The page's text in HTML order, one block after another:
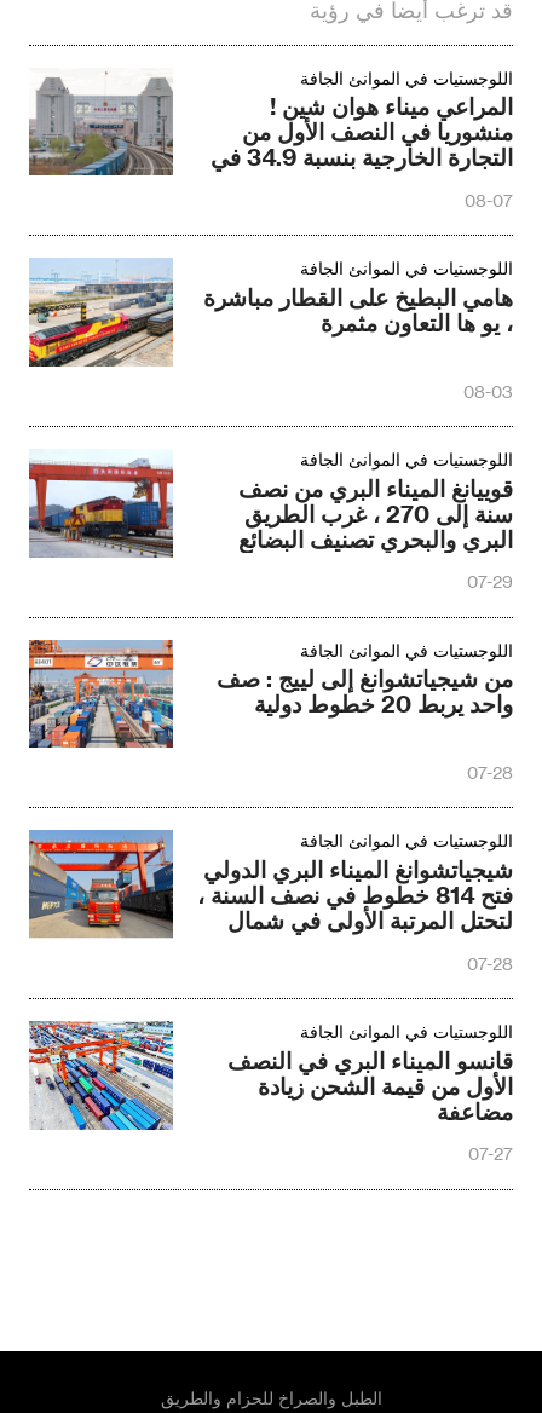
قد ترغب أيضا في رؤية
اللوجستيات في الموانئ الجافة
المراعي ميناء هوان شين !
منشوريا في النصف الأول من
التجارة الخارجية بنسبة 34.9 في
08-07
اللوجستيات في الموانئ الجافة
هامي البطيخ على القطار مباشرة
، يو ها التعاون مثمرة
08-03
اللوجستيات في الموانئ الجافة
قوييانغ الميناء البري من نصف
سنة إلى 270 ، غرب الطريق
البري والبحري تصنيف البضائع
07-29
اللوجستيات في الموانئ الجافة
من شيجياتشوانغ إلى لييج : صف
واحد يربط 20 خطوط دولية
07-28
اللوجستيات في الموانئ الجافة
شيجياتشوانغ الميناء البري الدولي
فتح 814 خطوط في نصف السنة ،
لتحتل المرتبة الأولى في شمال
07-28
اللوجستيات في الموانئ الجافة
قانسو الميناء البري في النصف
الأول من قيمة الشحن زيادة
مضاعفة
07-27
الطبل والصراخ للحزام والطريق